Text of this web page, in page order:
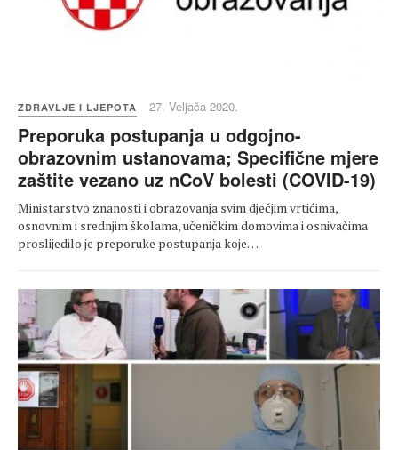
ZDRAVLJE I LJEPOTA 27. Veljača 2020.
Preporuka postupanja u odgojno-
obrazovnim ustanovama; Specifične mjere
zaštite vezano uz nCoV bolesti (COVID-19)
Ministarstvo znanosti i obrazovanja svim dječjim vrtićima,
osnovnim i srednjim školama, učeničkim domovima i osnivačima
proslijedilo je preporuke postupanja koje…